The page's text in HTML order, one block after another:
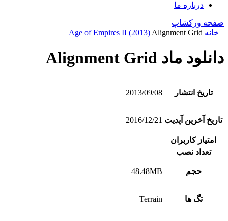
درباره ما
صفحه ورکشاپ
خانه
Age of Empires II (2013) Alignment Grid
دانلود ماد Alignment Grid
تاریخ انتشار 2013/09/08
تاریخ آخرین آپدیت 2016/12/21
امتیاز کاربران
تعداد نصب
حجم 48.48MB
تگ ها Terrain